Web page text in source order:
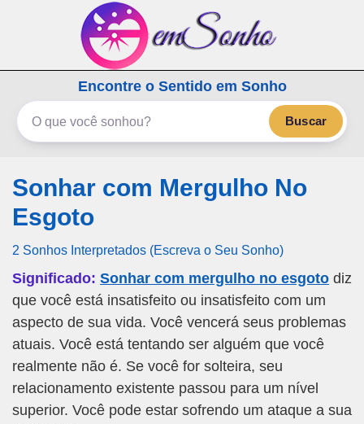
emSonho.com
Os sonhos significam mais
Encontre o Sentido em Sonho
Buscar
Sonhar com Mergulho No
Esgoto
2 Sonhos Interpretados (Escreva o Seu Sonho)
Significado: Sonhar com mergulho no esgoto diz
que você está insatisfeito ou insatisfeito com um
aspecto de sua vida. Você vencerá seus problemas
atuais. Você está tentando ser alguém que você
realmente não é. Se você for solteira, seu
relacionamento existente passou para um nível
superior. Você pode estar sofrendo um ataque a sua